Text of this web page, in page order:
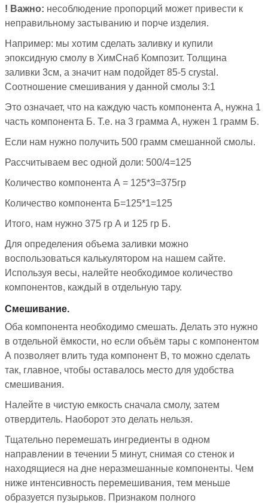
! Важно: несоблюдение пропорций может привести к
неправильному застыванию и порче изделия.
Например: мы хотим сделать заливку и купили
эпоксидную смолу в ХимСнаб Композит. Толщина
заливки 3см, а значит нам подойдет 85-5 crystal.
Соотношение смешивания у данной смолы 3:1
Это означает, что на каждую часть компонента А, нужна 1
часть компонента Б. Т.е. на 3 грамма А, нужен 1 грамм Б.
Если нам нужно получить 500 грамм смешанной смолы.
Рассчитываем вес одной доли: 500/4=125
Количество компонента А = 125*3=375гр
Количество компонента Б=125*1=125
Итого, нам нужно 375 гр А и 125 гр Б.
Для определения объема заливки можно
воспользоваться калькулятором на нашем сайте.
Используя весы, налейте необходимое количество
компонентов, каждый в отдельную тару.
Смешивание.
Оба компонента необходимо смешать. Делать это нужно
в отдельной ёмкости, но если объём тары с компонентом
А позволяет влить туда компонент B, то можно сделать
так, главное, чтобы оставалось место для удобства
смешивания.
Налейте в чистую емкость сначала смолу, затем
отвердитель. Наоборот это делать нельзя.
Тщательно перемешать ингредиенты в одном
направлении в течении 5 минут, снимая со стенок и
находящиеся на дне неразмешанные компоненты. Чем
ниже интенсивность перемешивания, тем меньше
образуется пузырьков. Признаком полного